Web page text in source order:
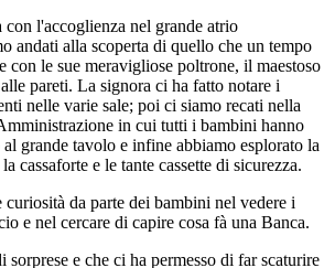
l'accoglienza nel grande atrio
andati alla scoperta di quello che un tempo
con le sue meravigliose poltrone, il maestoso
pareti. La signora ci ha fatto notare i
nelle varie sale; poi ci siamo recati nella
in cui tutti i bambini hanno
grande tavolo e infine abbiamo esplorato la
cassaforte e le tante cassette di sicurezza.
curiosità da parte dei bambini nel vedere i
e nel cercare di capire cosa fà una Banca.
sorprese e che ci ha permesso di far scaturire